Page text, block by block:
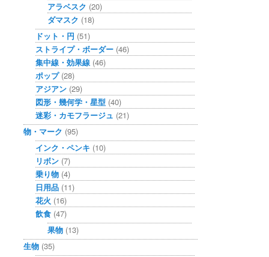
アラベスク (20)
ダマスク (18)
ドット・円 (51)
ストライプ・ボーダー (46)
集中線・効果線 (46)
ポップ(28)
アジアン (29)
図形・幾何学・星型 (40)
迷彩・カモフラージュ (21)
物・マーク (95)
インク・ペンキ (10)
リボン (7)
乗り物 (4)
日用品 (11)
花火 (16)
飲食 (47)
果物 (13)
生物 (35)